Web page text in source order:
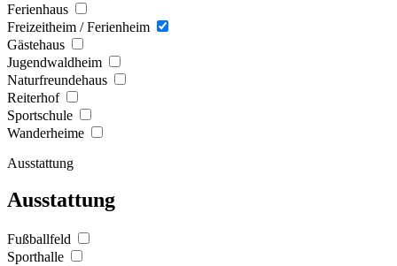
Ferienhaus
Freizeitheim / Ferienheim
Gästehaus
Jugendwaldheim
Naturfreundehaus
Reiterhof
Sportschule
Wanderheime
Ausstattung
Ausstattung
Fußballfeld
Sporthalle